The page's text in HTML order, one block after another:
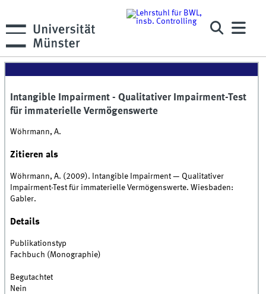
Intangible Impairment - Qualitativer Impairment-Test
für immaterielle Vermögenswerte
Wöhrmann, A.
Zitieren als
Wöhrmann, A. (2009). Intangible Impairment — Qualitativer
Impairment-Test für immaterielle Vermögenswerte. Wiesbaden:
Gabler.
Details
Publikationstyp
Fachbuch (Monographie)
Begutachtet
Nein